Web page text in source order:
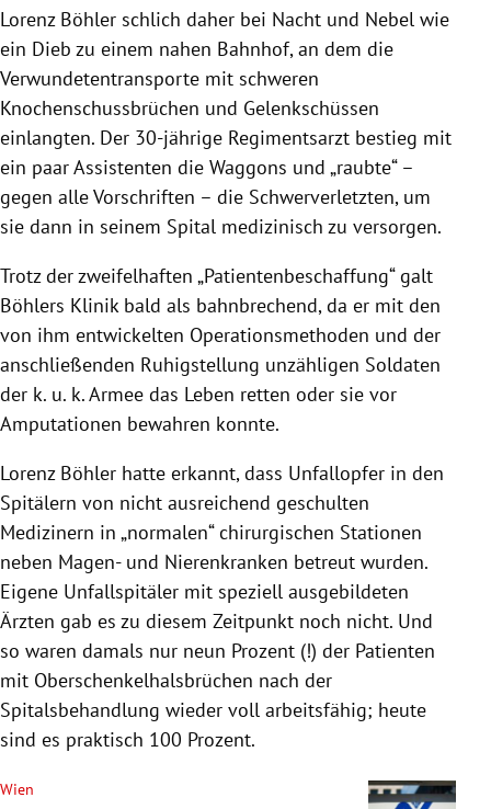
Lorenz Böhler schlich daher bei Nacht und Nebel wie
ein Dieb zu einem nahen Bahnhof, an dem die
Verwundetentransporte mit schweren
Knochenschussbrüchen und Gelenkschüssen
einlangten. Der 30-jährige Regimentsarzt bestieg mit
ein paar Assistenten die Waggons und „raubte“ –
gegen alle Vorschriften – die Schwerverletzten, um
sie dann in seinem Spital medizinisch zu versorgen.
Trotz der zweifelhaften „Patientenbeschaffung“ galt
Böhlers Klinik bald als bahnbrechend, da er mit den
von ihm entwickelten Operationsmethoden und der
anschließenden Ruhigstellung unzähligen Soldaten
der k. u. k. Armee das Leben retten oder sie vor
Amputationen bewahren konnte.
Lorenz Böhler hatte erkannt, dass Unfallopfer in den
Spitälern von nicht ausreichend geschulten
Medizinern in „normalen“ chirurgischen Stationen
neben Magen- und Nierenkranken betreut wurden.
Eigene Unfallspitäler mit speziell ausgebildeten
Ärzten gab es zu diesem Zeitpunkt noch nicht. Und
so waren damals nur neun Prozent (!) der Patienten
mit Oberschenkelhalsbrüchen nach der
Spitalsbehandlung wieder voll arbeitsfähig; heute
sind es praktisch 100 Prozent.
Wien